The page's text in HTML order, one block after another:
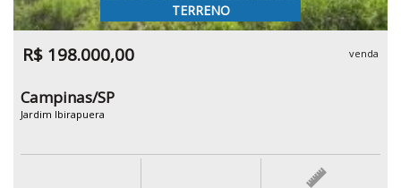
TERRENO
R$ 198.000,00 venda
Campinas/SP
Jardim Ibirapuera